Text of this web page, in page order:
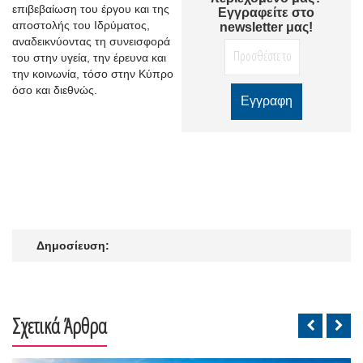
Εγγραφείτε στο
newsletter μας!
επιβεβαίωση του έργου και της
αποστολής του Ιδρύματος,
αναδεικνύοντας τη συνεισφορά
του στην υγεία, την έρευνα και
την κοινωνία, τόσο στην Κύπρο
όσο και διεθνώς.
Δημοσίευση:
Σχετικά Άρθρα